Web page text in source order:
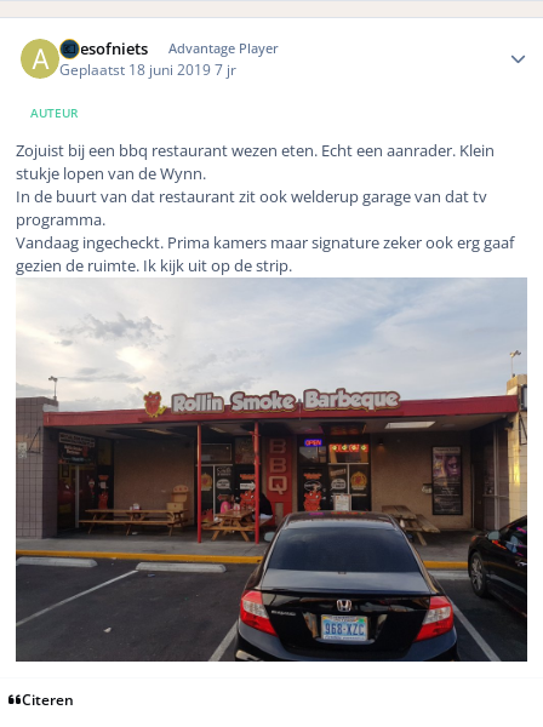
Allesofniets Advantage Player
Geplaatst 18 juni 20197 jr
AUTEUR
Zojuist bij een bbq restaurant wezen eten. Echt een aanrader. Klein
stukje lopen van de Wynn.
In de buurt van dat restaurant zit ook welderup garage van dat tv
programma.
Vandaag ingecheckt. Prima kamers maar signature zeker ook erg gaaf
gezien de ruimte. Ik kijk uit op de strip.
Citeren